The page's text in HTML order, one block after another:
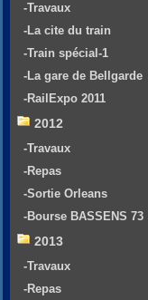
-Travaux
-La cite du train
-Train spécial-1
-La gare de Bellgarde
-RailExpo 2011
2012
-Travaux
-Repas
-Sortie Orleans
-Bourse BASSENS 73
2013
-Travaux
-Repas